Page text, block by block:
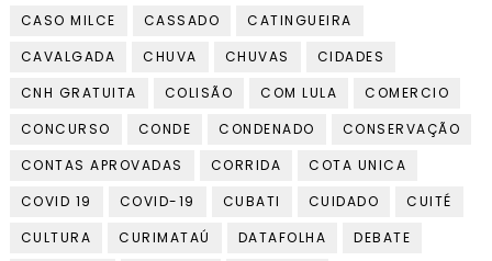
CASO MILCE
CASSADO
CATINGUEIRA
CAVALGADA
CHUVA CHUVAS
CIDADES
CNH GRATUITA
COLISÃO COM LULA
COMERCIO
CONCURSO
CONDE CONDENADO
CONSERVAÇÃO
CONTAS APROVADAS
CORRIDA
COTA UNICA
COVID 19
COVID-19 CUBATI CUIDADO
CUITÉ
CULTURA
CURIMATAÚ DATAFOLHA
DEBATE